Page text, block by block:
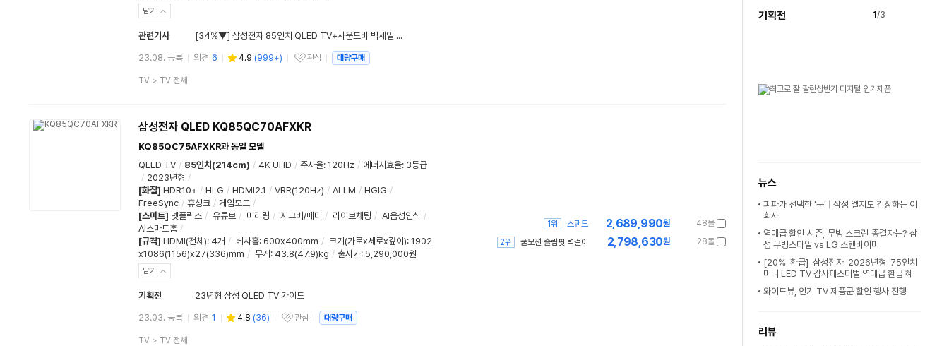
닫기
관련기사 [34%▼] 삼성전자 85인치 QLED TV+사운드바 빅세일 최대 혜택가 185만원대!
23.08. 등록 의견 6 4.9 (999+)
관심상품
관심 대량구매
상
TV> TV 전체
삼성전자 QLED KQ85QC70AFXKR
KQ85QC75AFXKR과 동일 모델
QLED TV / 85인치(214cm) / 4K UHD / 주사율: 120Hz / 에너지효율: 3등급
/ 2023년형 /
[화질] HDR10+ / HLG / HDMI2.1 / VRR(120Hz) / ALLM / HGIG /
FreeSync / 휴싱크 / 게임모드 /
[스마트] 넷플릭스 / 유튜브 / 미러링 / 지그비/매터 / 라이브채팅 / AI음성인식 /
AI스마트홈 /
[규격] HDMI(전체): 4개 / 베사홀: 600x400mm / 크기(가로x세로x깊이): 1902
x1086(1156)x27(336)mm / 무게 : 43.8(47.9)kg / 출시가: 5,290,000원
닫기
기획전 23년형 삼성 QLED TV 가이드
23.03. 등록 의견 1 4.8 (36)
관심상품
관심 대량구매
상
TV> TV 전체
48몰
2,689,990원
1위
스탠드
28몰
2,798,630원
2위 풀모션 슬림핏 벽걸이
기획전 1/3
뉴스
피파가 선택한 '눈' | 삼성 엘지도 긴장하는 이
회사
역대급 할인 시즌, 무빙 스크린 종결자는? 삼
성 무빙스타일 vs LG 스탠바이미
[20% 환급] 삼성전자 2026년형 75인치
미니 LED TV 감사페스티벌 역대급 환급 혜
와이드뷰, 인기 TV 제품군 할인 행사 진행
리뷰